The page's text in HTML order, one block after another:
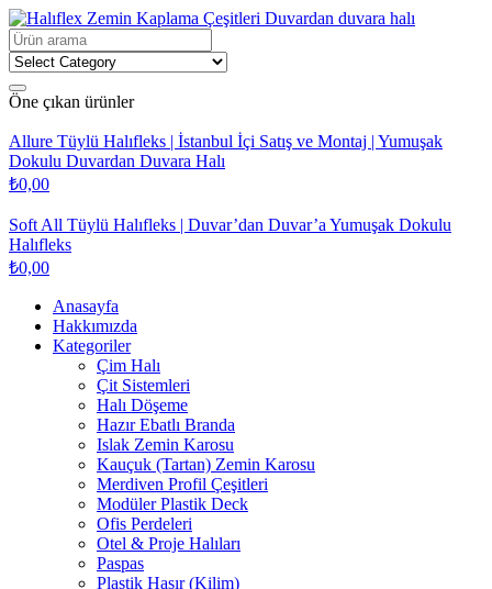
Öne çıkan ürünler
Allure Tüylü Halıfleks | İstanbul İçi Satış ve Montaj | Yumuşak
Dokulu Duvardan Duvara Halı
₺0,00
Soft All Tüylü Halıfleks | Duvar’dan Duvar’a Yumuşak Dokulu
Halıfleks
₺0,00
Anasayfa
Hakkımızda
Kategoriler
Çim Halı
Çit Sistemleri
Halı Döşeme
Hazır Ebatlı Branda
Islak Zemin Karosu
Kauçuk (Tartan) Zemin Karosu
Merdiven Profil Çeşitleri
Modüler Plastik Deck
Ofis Perdeleri
Otel & Proje Halıları
Paspas
Plastik Hasır (Kilim)